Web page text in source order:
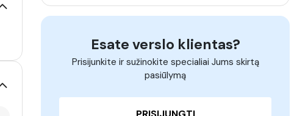
Esate verslo klientas?
Prisijunkite ir sužinokite specialiai Jums skirtą
pasiūlymą